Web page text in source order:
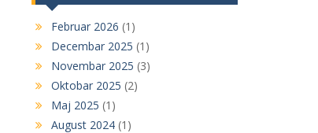
Februar 2026 (1)
Decembar 2025 (1)
Novembar 2025 (3)
Oktobar 2025 (2)
Maj 2025 (1)
August 2024(1)